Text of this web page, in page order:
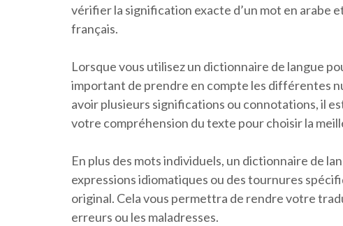
vérifier la signification exacte d’un mot en arabe
français.
Lorsque vous utilisez un dictionnaire de langue
important de prendre en compte les différentes
avoir plusieurs significations ou connotations, il
votre compréhension du texte pour choisir la
En plus des mots individuels, un dictionnaire de
expressions idiomatiques ou des tournures
original. Cela vous permettra de rendre votre
erreurs ou les maladresses.